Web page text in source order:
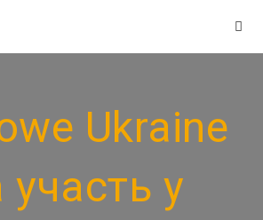
Ukraine
участь у